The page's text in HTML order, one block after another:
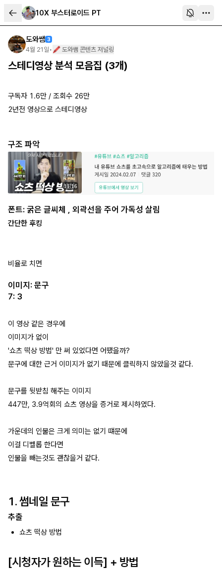
10X 부스터로이드 PT
도와쌤 3
4월 21일 • 🖍️ 도와쌤 콘텐츠 저널링
스테디영상 분석 모음집 (3개)
구독자 1.6만 / 조회수 26만
2년전 영상으로 스테디영상
구조 파악
폰트: 굵은 글씨체 , 외곽선을 주어 가독성 살림
간단한 후킹
비율로 치면
이미지: 문구
7: 3
이 영상 같은 경우에
이미지가 없이
'쇼츠 떡상 방법' 만 써 있었다면 어땠을까?
문구에 대한 근거 이미지가 없기 때문에 클릭하지 않았을것 같다.
문구를 뒷받침 해주는 이미지
447만, 3.9억회의 쇼츠 영상을 증거로 제시하였다.
가운데의 인물은 크게 의미는 없기 떄문에
이걸 디벨롭 한다면
인물을 빼는것도 괜찮을거 같다.
1. 썸네일 문구
추출
쇼츠 떡상 방법
[시청자가 원하는 이득] + 방법